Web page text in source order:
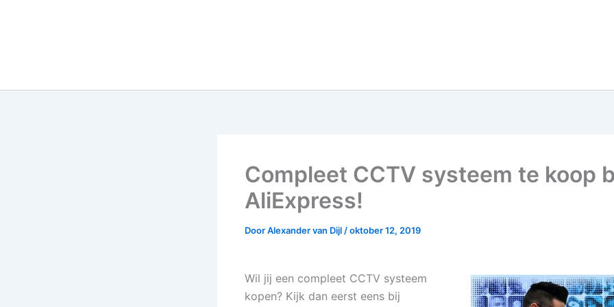
Compleet CCTV systeem te koop
AliExpress!
DoorAlexander van Dijl /oktober 12, 2019
Wil jij een compleet CCTV systeem
kopen? Kijk dan eerst eens bij